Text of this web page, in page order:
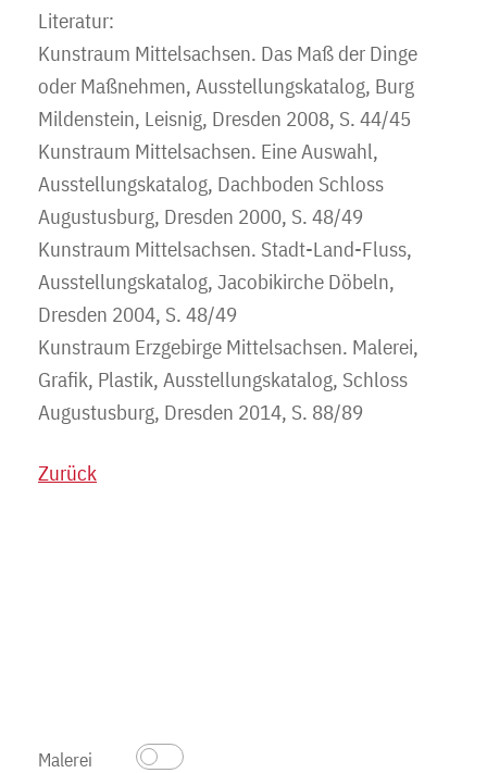
Literatur:
Kunstraum Mittelsachsen. Das Maß der Dinge
oder Maßnehmen, Ausstellungskatalog, Burg
Mildenstein, Leisnig, Dresden 2008, S. 44/45
Kunstraum Mittelsachsen. Eine Auswahl,
Ausstellungskatalog, Dachboden Schloss
Augustusburg, Dresden 2000, S. 48/49
Kunstraum Mittelsachsen. Stadt-Land-Fluss,
Ausstellungskatalog, Jacobikirche Döbeln,
Dresden 2004, S. 48/49
Kunstraum Erzgebirge Mittelsachsen. Malerei,
Grafik, Plastik, Ausstellungskatalog, Schloss
Augustusburg, Dresden 2014, S. 88/89
Zurück
Malerei